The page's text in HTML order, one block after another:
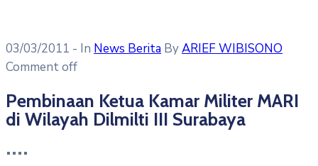
03/03/2011 - In News Berita ByARIEF WIBISONO
Comment off
Pembinaan Ketua Kamar Militer MARI
di Wilayah Dilmilti III Surabaya